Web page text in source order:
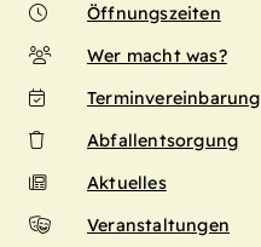
Öffnungszeiten
Wer macht was?
Terminvereinbarung
Abfallentsorgung
Aktuelles
Veranstaltungen